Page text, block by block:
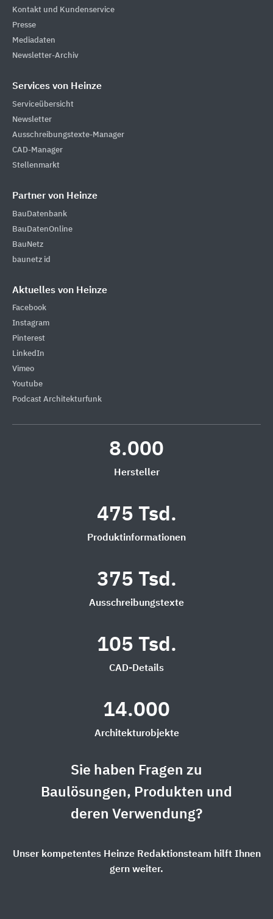
Kontakt und Kundenservice
Presse
Mediadaten
Newsletter-Archiv
Services von Heinze
Serviceübersicht
Newsletter
Ausschreibungstexte-Manager
CAD-Manager
Stellenmarkt
Partner von Heinze
BauDatenbank
BauDatenOnline
BauNetz
baunetz id
Aktuelles von Heinze
Facebook
Instagram
Pinterest
LinkedIn
Vimeo
Youtube
Podcast Architekturfunk
8.000
Hersteller
475 Tsd.
Produktinformationen
375 Tsd.
Ausschreibungstexte
105 Tsd.
CAD-Details
14.000
Architekturobjekte
Sie haben Fragen zu
Baulösungen, Produkten und
deren Verwendung?
Unser kompetentes Heinze Redaktionsteam hilft Ihnen
gern weiter.